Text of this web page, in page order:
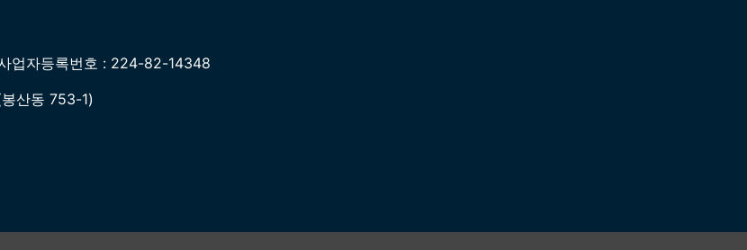
업자등록번호 : 224-82-14348
산동 753-1)